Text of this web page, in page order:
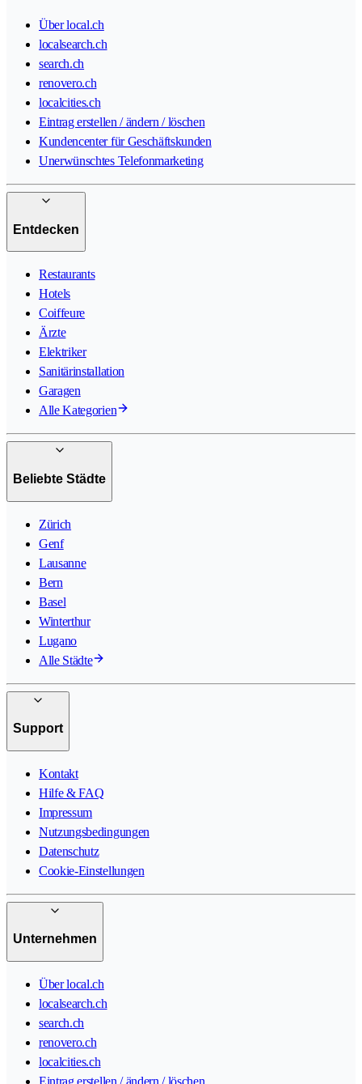
Über local.ch
localsearch.ch
search.ch
renovero.ch
localcities.ch
Eintrag erstellen / ändern / löschen
Kundencenter für Geschäftskunden
Unerwünschtes Telefonmarketing
Entdecken
Restaurants
Hotels
Coiffeure
Ärzte
Elektriker
Sanitärinstallation
Garagen
Alle Kategorien
Beliebte Städte
Zürich
Genf
Lausanne
Bern
Basel
Winterthur
Lugano
Alle Städte
Support
Kontakt
Hilfe & FAQ
Impressum
Nutzungsbedingungen
Datenschutz
Cookie-Einstellungen
Unternehmen
Über local.ch
localsearch.ch
search.ch
renovero.ch
localcities.ch
Eintrag erstellen / ändern / löschen